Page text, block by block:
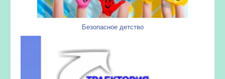
Безопасное детство